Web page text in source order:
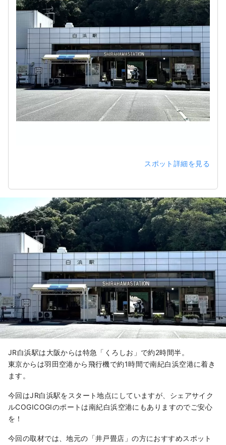
スポット詳細を見る
JR白浜駅は大阪からは特急「くろしお」で約2時間半。
東京からは羽田空港から飛行機で約1時間で南紀白浜空港に着き
ます。
今回はJR白浜駅をスタート地点にしていますが、シェアサイク
ルCOGICOGIのポートは南紀白浜空港にもありますのでご安心
を！
今回の取材では、地元の「井戸畳店」の方におすすめスポット